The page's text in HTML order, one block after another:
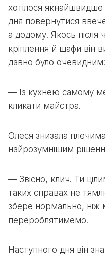
хотілося якнайшвидше
дня повернутися
а додому. Якось після
кріплення й шафи він
давно було очевидним:
— Із кухнею самому
кликати майстра.
Олеся знизала
найрозумнішим
— Звісно, клич. Ти
таких справах не
збере нормально, ніж
перероблятимемо.
Наступного дня він